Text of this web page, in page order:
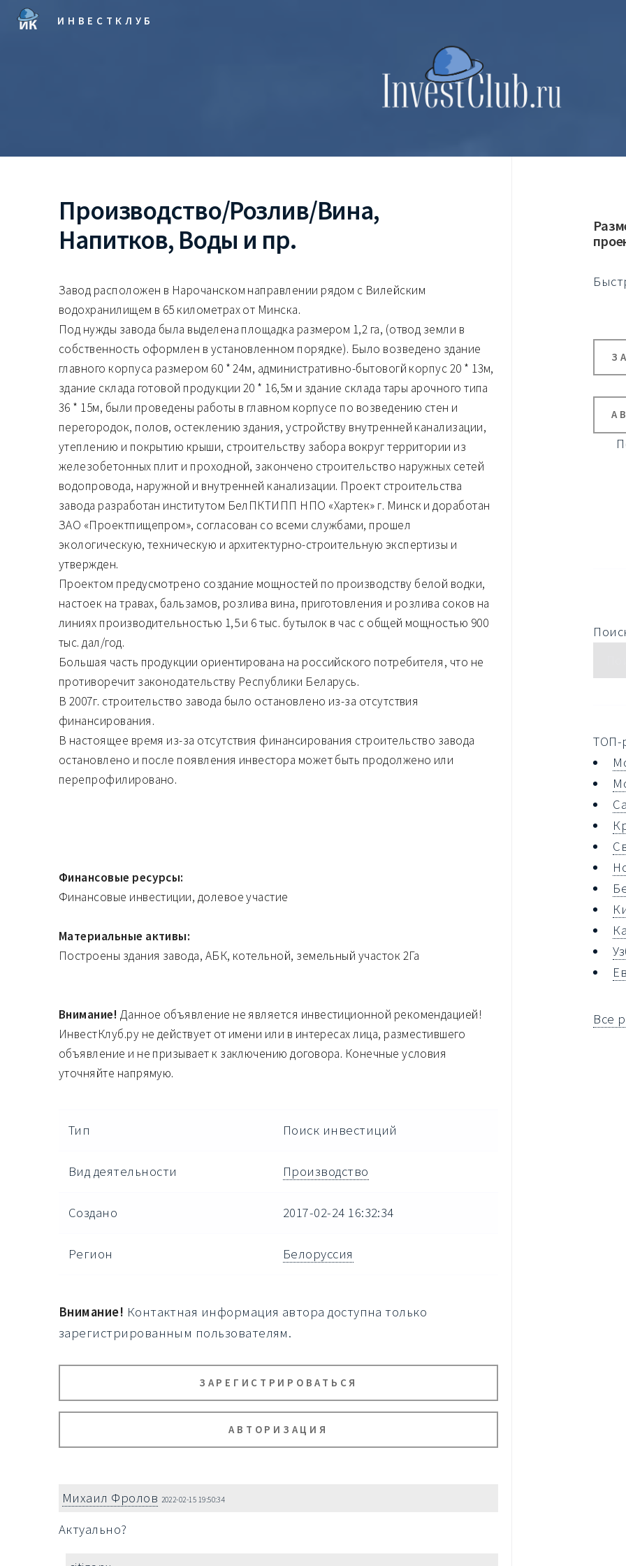
ИНВЕСТКЛУБ
Производство/Розлив/Вина,
Напитков, Воды и пр.
Завод расположен в Нарочанском направлении рядом с Вилейским
водохранилищем в 65 километрах от Минска.
Под нужды завода была выделена площадка размером 1,2 га, (отвод земли в
собственность оформлен в установленном порядке). Было возведено здание
главного корпуса размером 60 * 24м, административно-бытовогй корпус 20 * 13м,
здание склада готовой продукции 20 * 16,5м и здание склада тары арочного типа
36 * 15м, были проведены работы в главном корпусе по возведению стен и
перегородок, полов, остеклению здания, устройству внутренней канализации,
утеплению и покрытию крыши, строительству забора вокруг территории из
железобетонных плит и проходной, закончено строительство наружных сетей
водопровода, наружной и внутренней канализации. Проект строительства
завода разработан институтом БелПКТИПП НПО «Хартек» г. Минск и доработан
ЗАО «Проектпищепром», согласован со всеми службами, прошел
экологическую, техническую и архитектурно-строительную экспертизы и
утвержден.
Проектом предусмотрено создание мощностей по производству белой водки,
настоек на травах, бальзамов, розлива вина, приготовления и розлива соков на
линиях производительностью 1,5 и 6 тыс. бутылок в час с общей мощностью 900
тыс. дал/год.
Большая часть продукции ориентирована на российского потребителя, что не
противоречит законодательству Республики Беларусь.
В 2007г. строительство завода было остановлено из-за отсутствия
финансирования.
В настоящее время из-за отсутствия финансирования строительство завода
остановлено и после появления инвестора может быть продолжено или
перепрофилировано.
Финансовые ресурсы:
Финансовые инвестиции, долевое участие
Материальные активы:
Построены здания завода, АБК, котельной, земельный участок 2Га
Внимание! Данное объявление не является инвестиционной рекомендацией!
ИнвестКлуб.ру не действует от имени или в интересах лица, разместившего
объявление и не призывает к заключению договора. Конечные условия
уточняйте напрямую.
Тип Поиск инвестиций
Вид деятельности Производство
Создано 2017-02-24 16:32:34
Регион Белоруссия
Внимание! Контактная информация автора доступна только
зарегистрированным пользователям.
ЗАРЕГИСТРИРОВАТЬСЯ
АВТОРИЗАЦИЯ
Михаил Фролов 2022-02-15 19:50:34
Актуально?
ТОП-
Все